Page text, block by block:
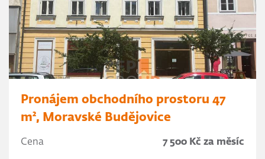
Pronájem obchodního prostoru 47
m², Moravské Budějovice
Cena 7 500 Kč za měsíc